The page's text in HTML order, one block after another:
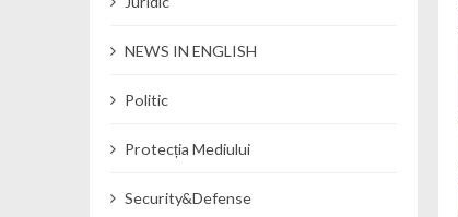
NEWS IN ENGLISH
Politic
Protecția Mediului
Security&Defense